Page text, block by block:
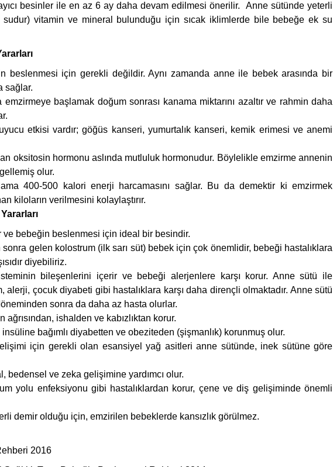
besinler ile en az 6 ay daha devam edilmesi önerilir.
Anne sütünde yeterli
sudur) vitamin ve mineral bulunduğu için sıcak iklimlerde bile bebeğe ek su
beslenmesi için gerekli değildir. Aynı zamanda anne ile bebek arasında bir
sağlar.
başlamak doğum sonrası kanama miktarını azaltır ve rahmin daha
etkisi vardır; göğüs kanseri, yumurtalık kanseri, kemik erimesi ve anemi
oksitosin hormonu aslında mutluluk hormonudur. Böylelikle emzirme annenin
olur.
400-500 kalori enerji harcamasını sağlar. Bu da demektir ki emzirmek
kiloların verilmesini kolaylaştırır.
bebeğin beslenmesi için ideal bir besindir.
gelen kolostrum (ilk sarı süt) bebek için çok önemlidir, bebeği hastalıklara
diyebiliriz.
bileşenlerini içerir ve bebeği alerjenlere karşı korur. Anne sütü ile
alerji, çocuk diyabeti gibi hastalıklara karşı daha dirençli olmaktadır. Anne sütü
sonra da daha az hasta olurlar.
ağrısından, ishalden ve kabızlıktan korur.
bağımlı diyabetten ve obeziteden (şişmanlık) korunmuş olur.
için gerekli olan esansiyel yağ asitleri anne sütünde, inek sütüne göre
bedensel ve zeka gelişimine yardımcı olur.
yolu enfeksiyonu gibi hastalıklardan korur, çene ve diş gelişiminde önemli
demir olduğu için, emzirilen bebeklerde kansızlık görülmez.
2016